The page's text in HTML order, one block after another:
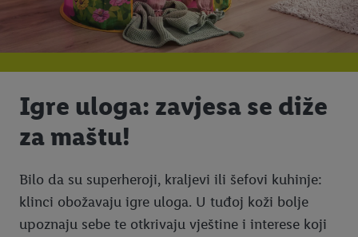
Igre uloga: zavjesa se diže
za maštu!
Bilo da su superheroji, kraljevi ili šefovi kuhinje:
klinci obožavaju igre uloga. U tuđoj koži bolje
upoznaju sebe te otkrivaju vještine i interese koji